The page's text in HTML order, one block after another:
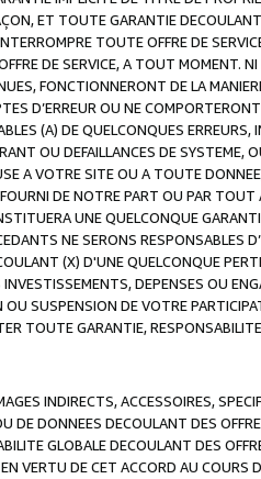
ET TOUTE GARANTIE
TOUTE OFFRE DE
DE SERVICE, A TOUT MOMENT.
FONCTIONNERONT DE LA
D’ERREUR OU NE
(A) DE QUELCONQUES ERREURS,
OU DEFAILLANCES DE SYSTEME,
A VOTRE SITE OU A TOUTE
DE NOTRE PART OU PAR TOUT
UNE QUELCONQUE
NE SERONS RESPONSABLES
(X) D'UNE QUELCONQUE
DEPENSES OU
SUSPENSION DE VOTRE
TOUTE GARANTIE,
INDIRECTS, ACCESSOIRES,
DE DONNEES DECOULANT DES
GLOBALE DECOULANT DES
VERTU DE CET ACCORD AU COURS